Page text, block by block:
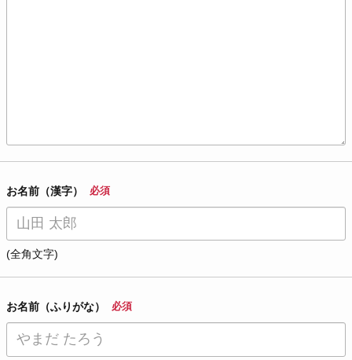
お名前（漢字） 必須
(全角文字)
お名前（ふりがな） 必須